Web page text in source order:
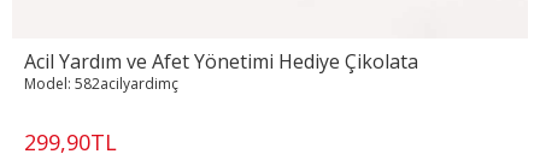
Acil Yardım ve Afet Yönetimi Hediye Çikolata
299,90TL
Model: 582acilyardimç